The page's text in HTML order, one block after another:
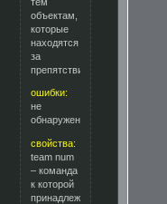
объектам,
которые
находятся
за
препятствием
ошибки:
не
обнаружены.
свойства:
team num
– команда
к которой
принадлежит